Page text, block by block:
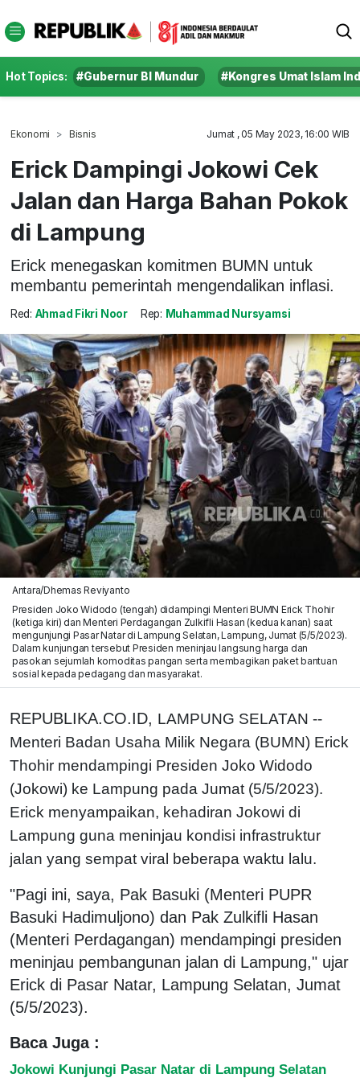
Hot Topics: #Gubernur BI Mundur #Kongres Umat Islam
Ekonomi Bisnis Jumat , 05 May 2023, 16:00 WIB
Erick Dampingi Jokowi Cek
Jalan dan Harga Bahan Pokok
di Lampung
Erick menegaskan komitmen BUMN untuk
membantu pemerintah mengendalikan inflasi.
Red: Ahmad Fikri Noor Rep: Muhammad Nursyamsi
Antara/Dhemas Reviyanto
Presiden Joko Widodo (tengah) didampingi Menteri BUMN Erick Thohir
(ketiga kiri) dan Menteri Perdagangan Zulkifli Hasan (kedua kanan) saat
mengunjungi Pasar Natar di Lampung Selatan, Lampung, Jumat (5/5/2023).
Dalam kunjungan tersebut Presiden meninjau langsung harga dan
pasokan sejumlah komoditas pangan serta membagikan paket bantuan
sosial kepada pedagang dan masyarakat.
REPUBLIKA.CO.ID, LAMPUNG SELATAN --
Menteri Badan Usaha Milik Negara (BUMN) Erick
Thohir mendampingi Presiden Joko Widodo
(Jokowi) ke Lampung pada Jumat (5/5/2023).
Erick menyampaikan, kehadiran Jokowi di
Lampung guna meninjau kondisi infrastruktur
jalan yang sempat viral beberapa waktu lalu.
"Pagi ini, saya, Pak Basuki (Menteri PUPR
Basuki Hadimuljono) dan Pak Zulkifli Hasan
(Menteri Perdagangan) mendampingi presiden
meninjau pembangunan jalan di Lampung," ujar
Erick di Pasar Natar, Lampung Selatan, Jumat
(5/5/2023).
Baca Juga :
Jokowi Kunjungi Pasar Natar di Lampung Selatan